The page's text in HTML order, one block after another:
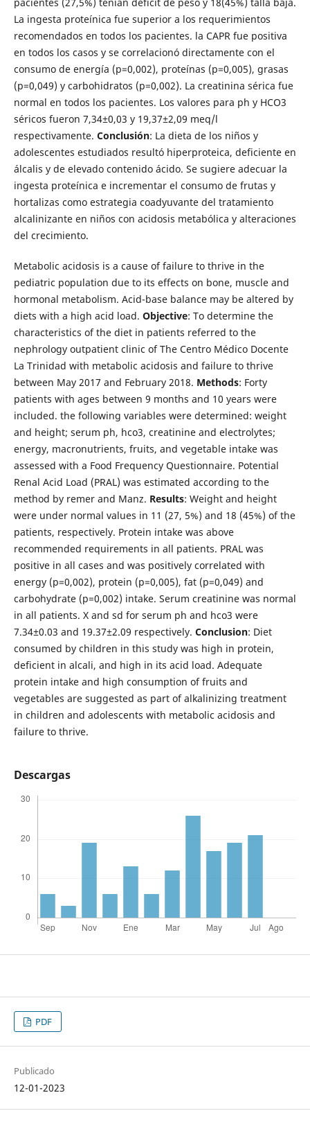
La ingesta proteínica fue superior a los requerimientos
recomendados en todos los pacientes. la CAPR fue positiva
en todos los casos y se correlacionó directamente con el
consumo de energía (p=0,002), proteínas (p=0,005), grasas
(p=0,049) y carbohidratos (p=0,002). La creatinina sérica fue
normal en todos los pacientes. Los valores para ph y HCO3
séricos fueron 7,34±0,03 y 19,37±2,09 meq/l
respectivamente. Conclusión: La dieta de los niños y
adolescentes estudiados resultó hiperproteica, deficiente en
álcalis y de elevado contenido ácido. Se sugiere adecuar la
ingesta proteínica e incrementar el consumo de frutas y
hortalizas como estrategia coadyuvante del tratamiento
alcalinizante en niños con acidosis metabólica y alteraciones
del crecimiento.
Metabolic acidosis is a cause of failure to thrive in the
pediatric population due to its effects on bone, muscle and
hormonal metabolism. Acid-base balance may be altered by
diets with a high acid load. Objective: To determine the
characteristics of the diet in patients referred to the
nephrology outpatient clinic of The Centro Médico Docente
La Trinidad with metabolic acidosis and failure to thrive
between May 2017 and February 2018. Methods: Forty
patients with ages between 9 months and 10 years were
included. the following variables were determined: weight
and height; serum ph, hco3, creatinine and electrolytes;
energy, macronutrients, fruits, and vegetable intake was
assessed with a Food Frequency Questionnaire. Potential
Renal Acid Load (PRAL) was estimated according to the
method by remer and Manz. Results: Weight and height
were under normal values in 11 (27, 5%) and 18 (45%) of the
patients, respectively. Protein intake was above
recommended requirements in all patients. PRAL was
positive in all cases and was positively correlated with
energy (p=0,002), protein (p=0,005), fat (p=0,049) and
carbohydrate (p=0,002) intake. Serum creatinine was normal
in all patients. X and sd for serum ph and hco3 were
7.34±0.03 and 19.37±2.09 respectively. Conclusion: Diet
consumed by children in this study was high in protein,
deficient in alcali, and high in its acid load. Adequate
protein intake and high consumption of fruits and
vegetables are suggested as part of alkalinizing treatment
in children and adolescents with metabolic acidosis and
failure to thrive.
Descargas
PDF
Publicado
12-01-2023